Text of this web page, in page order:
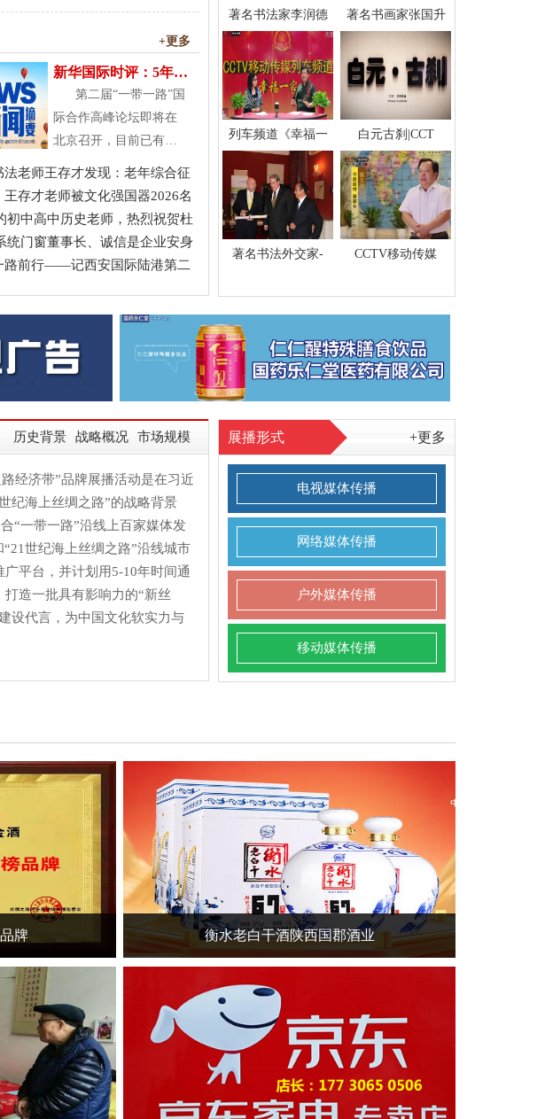
+更多
新华国际时评：5年耕
耘，丝路的果实如此
芬芳
第二届“一带一路”国
际合作高峰论坛即将在
北京召开，目前已有包
括近40位外方领导人在
内的上百个国家代表确
认与会，规格将明显超
过两年前的首届论坛。
这些信息令人直观地 ...
法老师王存才发现：老年综合征
软组织老
王存才老师被文化强国器2026名
委会
初中高中历史老师，热烈祝贺杜
获中华
统门窗董事长、诚信是企业安身
突破行
路前行——记西安国际陆港第二
著名书法家李润德 著名书画家张国升
列车频道《幸福一 白元古刹|CCT
著名书法外交家- CCTV移动传媒
历史背景 战略概况 市场规模
经济带”品牌展播活动是在习近
纪海上丝绸之路”的战略背景
“一带一路”沿线上百家媒体发
世纪海上丝绸之路”沿线城市
平台，并计划用5-10年时间通
造一批具有影响力的“新丝
设代言，为中国文化软实力与
展播形式 +更多
电视媒体传播
网络媒体传播
户外媒体传播
移动媒体传播
牌 衡水老白干酒陕西国郡酒业